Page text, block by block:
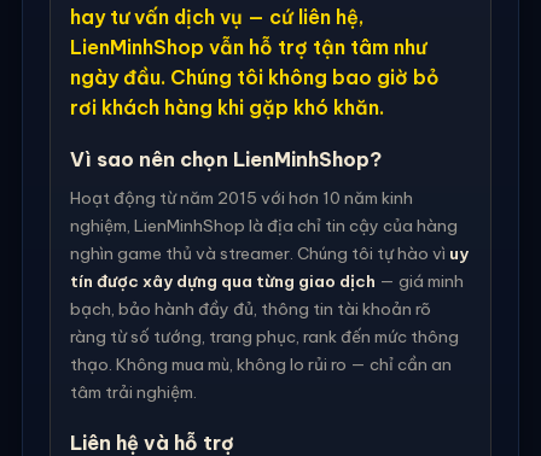
hay tư vấn dịch vụ — cứ liên hệ,
LienMinhShop vẫn hỗ trợ tận tâm như
ngày đầu. Chúng tôi không bao giờ bỏ
rơi khách hàng khi gặp khó khăn.
Vì sao nên chọn LienMinhShop?
Hoạt động từ năm 2015 với hơn 10 năm kinh
nghiệm, LienMinhShop là địa chỉ tin cậy của hàng
nghìn game thủ và streamer. Chúng tôi tự hào vì uy
tín được xây dựng qua từng giao dịch — giá minh
bạch, bảo hành đầy đủ, thông tin tài khoản rõ
ràng từ số tướng, trang phục, rank đến mức thông
thạo. Không mua mù, không lo rủi ro — chỉ cần an
tâm trải nghiệm.
Liên hệ và hỗ trợ